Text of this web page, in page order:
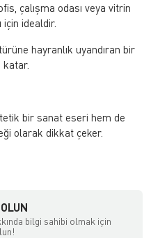
çalışma odası veya vitrin
için idealdir.
hayranlık uyandıran bir
katar.
bir sanat eseri hem de
olarak dikkat çeker.
bilgi sahibi olmak için